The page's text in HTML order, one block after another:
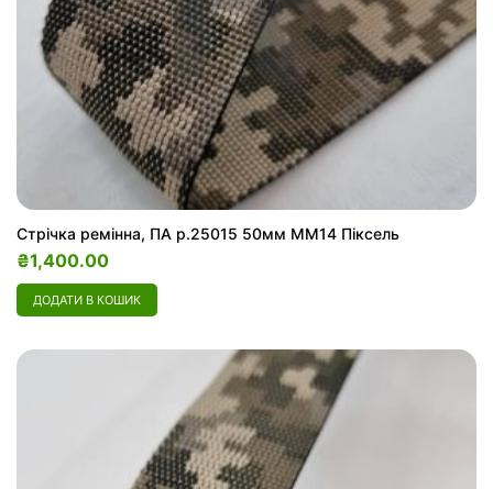
Стрічка ремінна, ПА р.25015 50мм ММ14 Піксель
₴1,400.00
ДОДАТИ В КОШИК